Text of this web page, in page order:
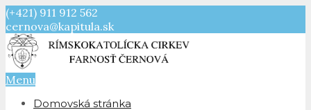
(+421) 911 912 562
cernova@kapitula.sk
Menu
Domovská stránka